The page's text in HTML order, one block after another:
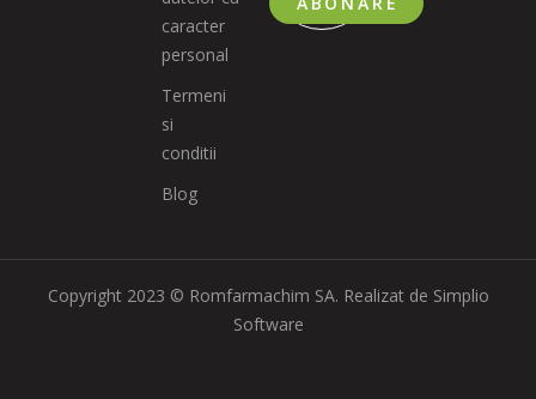
caracter
personal
Termeni
si
conditii
Blog
Copyright 2023 © Romfarmachim SA. Realizat de Simplio
Software